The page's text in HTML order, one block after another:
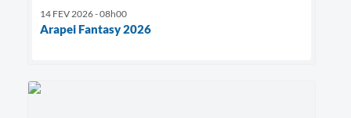
14 FEV 2026 - 08h00
Arapei Fantasy 2026